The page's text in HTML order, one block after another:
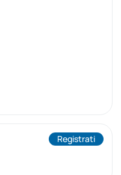
Registrati